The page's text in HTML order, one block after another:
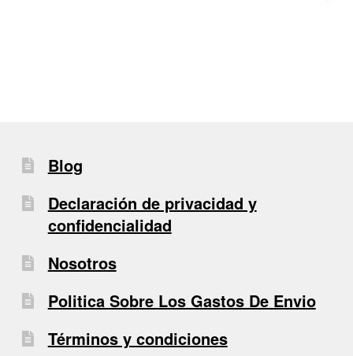
Blog
Declaración de privacidad y
confidencialidad
Nosotros
Politica Sobre Los Gastos De Envio
Términos y condiciones